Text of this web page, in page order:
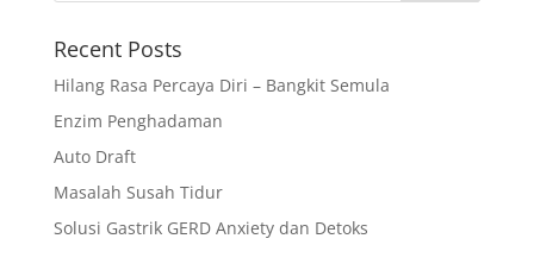
Recent Posts
Hilang Rasa Percaya Diri – Bangkit Semula
Enzim Penghadaman
Auto Draft
Masalah Susah Tidur
Solusi Gastrik GERD Anxiety dan Detoks